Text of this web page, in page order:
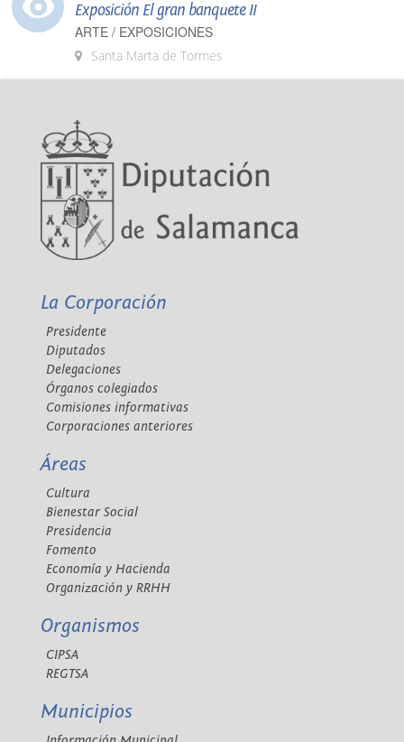
Exposición El gran banquete II
ARTE / EXPOSICIONES
Santa Marta de Tormes
La Corporación
Presidente
Diputados
Delegaciones
Órganos colegiados
Comisiones informativas
Corporaciones anteriores
Áreas
Cultura
Bienestar Social
Presidencia
Fomento
Economía y Hacienda
Organización y RRHH
Organismos
CIPSA
REGTSA
Municipios